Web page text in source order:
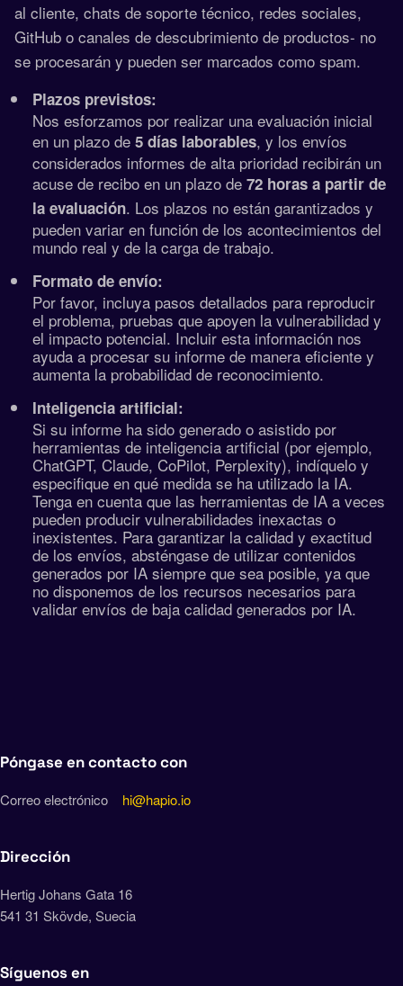
al cliente, chats de soporte técnico, redes sociales,
GitHub o canales de descubrimiento de productos- no
se procesarán y pueden ser marcados como spam.
Plazos previstos:
Nos esforzamos por realizar una evaluación inicial
en un plazo de 5 días laborables, y los envíos
considerados informes de alta prioridad recibirán un
acuse de recibo en un plazo de 72 horas a partir de
la evaluación. Los plazos no están garantizados y
pueden variar en función de los acontecimientos del
mundo real y de la carga de trabajo.
Formato de envío:
Por favor, incluya pasos detallados para reproducir
el problema, pruebas que apoyen la vulnerabilidad y
el impacto potencial. Incluir esta información nos
ayuda a procesar su informe de manera eficiente y
aumenta la probabilidad de reconocimiento.
Inteligencia artificial:
Si su informe ha sido generado o asistido por
herramientas de inteligencia artificial (por ejemplo,
ChatGPT, Claude, CoPilot, Perplexity), indíquelo y
especifique en qué medida se ha utilizado la IA.
Tenga en cuenta que las herramientas de IA a veces
pueden producir vulnerabilidades inexactas o
inexistentes. Para garantizar la calidad y exactitud
de los envíos, absténgase de utilizar contenidos
generados por IA siempre que sea posible, ya que
no disponemos de los recursos necesarios para
validar envíos de baja calidad generados por IA.
Póngase en contacto con
Correo electrónico hi@hapio.io
Dirección
Hertig Johans Gata 16
541 31 Skövde, Suecia
Síguenos en